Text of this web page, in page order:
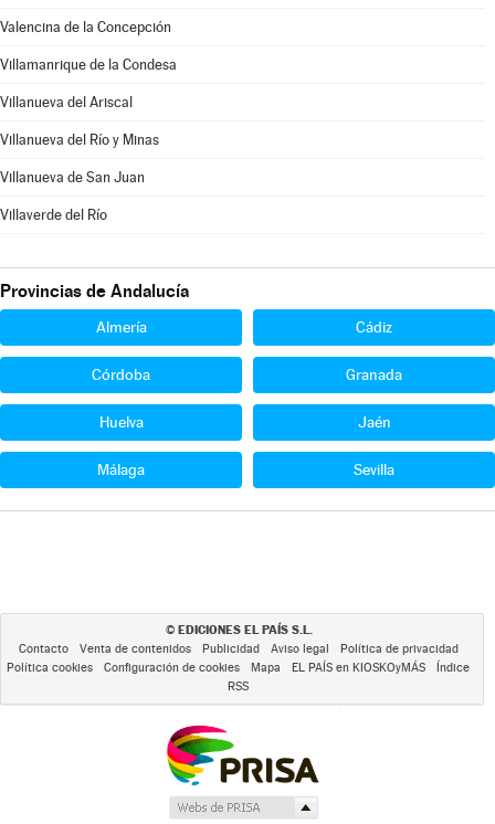
Valencina de la Concepción
Villamanrique de la Condesa
Villanueva del Ariscal
Villanueva del Río y Minas
Villanueva de San Juan
Villaverde del Río
Provincias de Andalucía
Almería Cádiz
Córdoba Granada
Huelva Jaén
Málaga Sevilla
© EDICIONES EL PAÍS S.L.
Contacto Venta de contenidos Publicidad Aviso legal
Política de privacidad
Política cookies
Configuración de cookies Mapa EL PAÍS en KIOSKOyMÁS
Índice
RSS